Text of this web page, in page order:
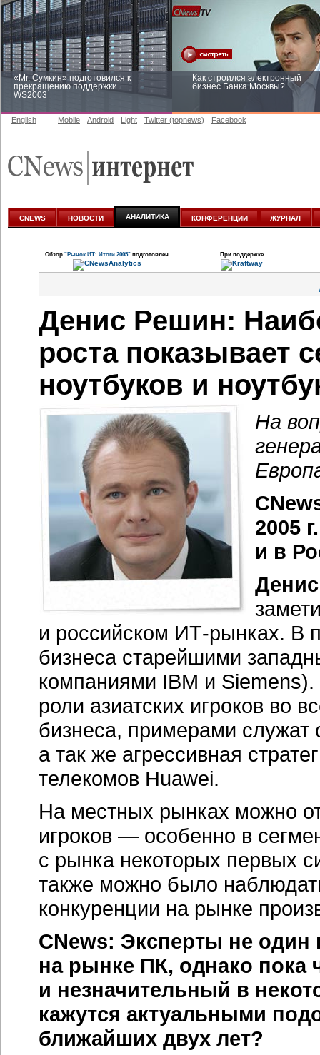
«Mr. Сумкин» подготовился к
прекращению поддержки
WS2003
Как строился электронный
бизнес Банка Москвы?
аналитике
English Mobile Android Light Twitter (topnews) Facebook
CNEWS НОВОСТИ АНАЛИТИКА КОНФЕРЕНЦИИ ЖУРНАЛ
Обзор "Рынок ИТ: Итоги 2005" подготовлен При поддержке
Денис Решин:
роста показывает
ноутбуков и
На
2005
и в
и российском ИТ-рынках. В
бизнеса старейшими
компаниями IBM и
роли азиатских игроков во
бизнеса, примерами служат
а так же агрессивная
телекомов Huawei.
На местных рынках можно
игроков — особенно в
с рынка некоторых первых
также можно было
конкуренции на рынке
CNews: Эксперты не один
на рынке ПК, однако пока
и незначительный в
кажутся актуальными
ближайших двух лет?